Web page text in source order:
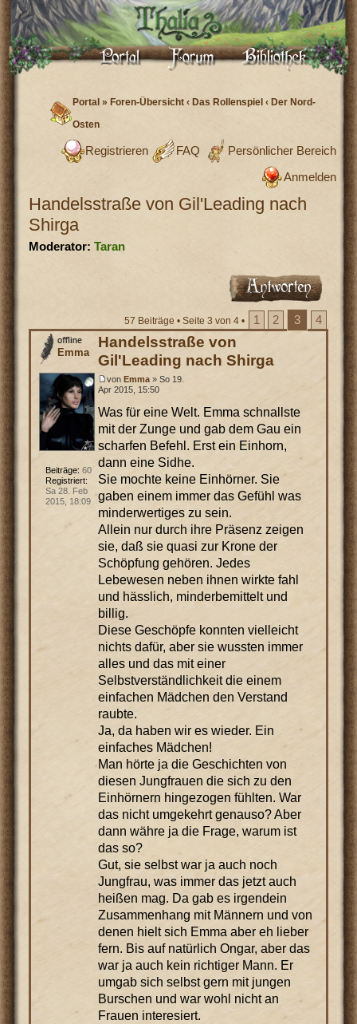
Portal »Foren-Übersicht ‹ Das Rollenspiel ‹ Der Nord-
Osten
Persönlicher Bereich
FAQ
Registrieren
Anmelden
Handelsstraße von Gil'Leading nach
Shirga
Moderator: Taran
57 Beiträge • Seite 3 von 4• 1 2 3 4
Handelsstraße von
Gil'Leading nach Shirga
von Emma» So 19.
Apr 2015, 15:50
Was für eine Welt. Emma schnallste
mit der Zunge und gab dem Gau ein
scharfen Befehl. Erst ein Einhorn,
dann eine Sidhe.
Sie mochte keine Einhörner. Sie
gaben einem immer das Gefühl was
minderwertiges zu sein.
Allein nur durch ihre Präsenz zeigen
sie, daß sie quasi zur Krone der
Schöpfung gehören. Jedes
Lebewesen neben ihnen wirkte fahl
und hässlich, minderbemittelt und
billig.
Diese Geschöpfe konnten vielleicht
nichts dafür, aber sie wussten immer
alles und das mit einer
Selbstverständlichkeit die einem
einfachen Mädchen den Verstand
raubte.
Ja, da haben wir es wieder. Ein
einfaches Mädchen!
Man hörte ja die Geschichten von
diesen Jungfrauen die sich zu den
Einhörnern hingezogen fühlten. War
das nicht umgekehrt genauso? Aber
dann währe ja die Frage, warum ist
das so?
Gut, sie selbst war ja auch noch
Jungfrau, was immer das jetzt auch
heißen mag. Da gab es irgendein
Zusammenhang mit Männern und von
denen hielt sich Emma aber eh lieber
fern. Bis auf natürlich Ongar, aber das
war ja auch kein richtiger Mann. Er
umgab sich selbst gern mit jungen
Burschen und war wohl nicht an
Frauen interesiert.
Emma
Beiträge: 60
Registriert:
Sa 28. Feb
2015, 18:09